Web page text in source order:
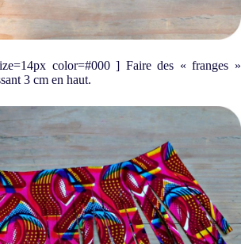
color=#000 ] Faire des « franges »
3 cm en haut.